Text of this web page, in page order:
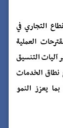
التجاري في
العملية
آليات التنسيق
نطاق الخدمات
بما يعزز النمو